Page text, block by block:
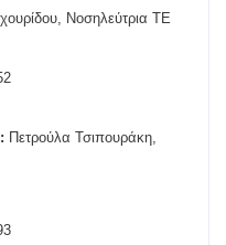
Νοσηλεύτρια ΤΕ
Πετρούλα Τσιπουράκη,